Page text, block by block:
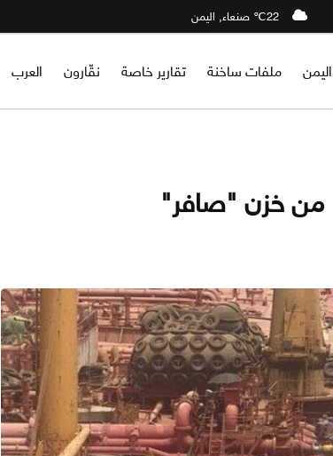
22℃ صنعاء, اليمن
ملفات ساخنة تقارير خاصة نقّارون العرب